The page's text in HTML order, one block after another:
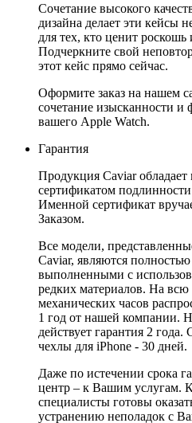
Сочетание высокого
дизайна делает эти кейсы
для тех, кто ценит
Подчеркните свой
этот кейс прямо сейчас.
Оформите заказ на нашем
сочетание изысканности и
вашего Apple Watch.
Гарантия
Продукция Caviar
сертификатом
Именной сертификат
Заказом.
Все модели,
Caviar, являются
выполненными с
редких материалов. На
механических часов
1 год от нашей компании.
действует гарантия 2
чехлы для iPhone - 30 дней.
Даже по истечении срока
центр – к Вашим услугам.
специалисты готовы
устранению неполадок с